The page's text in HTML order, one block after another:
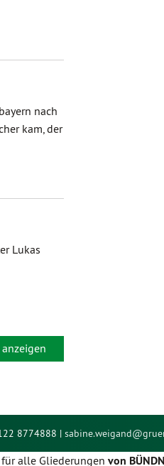
nach
kam, der
Lukas
8774888 |sabine.weigand@
für alle Gliederungenvon